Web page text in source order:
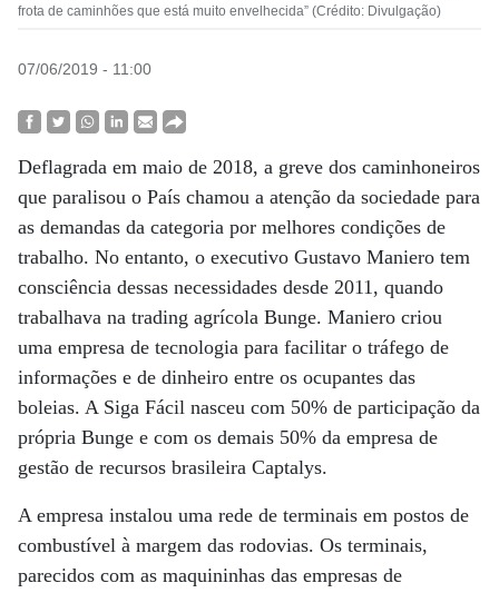
frota de caminhões que está muito envelhecida” (Crédito: Divulgação)
07/06/2019 - 11:00
Deflagrada em maio de 2018, a greve dos caminhoneiros
que paralisou o País chamou a atenção da sociedade para
as demandas da categoria por melhores condições de
trabalho. No entanto, o executivo Gustavo Maniero tem
consciência dessas necessidades desde 2011, quando
trabalhava na trading agrícola Bunge. Maniero criou
uma empresa de tecnologia para facilitar o tráfego de
informações e de dinheiro entre os ocupantes das
boleias. A Siga Fácil nasceu com 50% de participação da
própria Bunge e com os demais 50% da empresa de
gestão de recursos brasileira Captalys.
A empresa instalou uma rede de terminais em postos de
combustível à margem das rodovias. Os terminais,
parecidos com as maquininhas das empresas de